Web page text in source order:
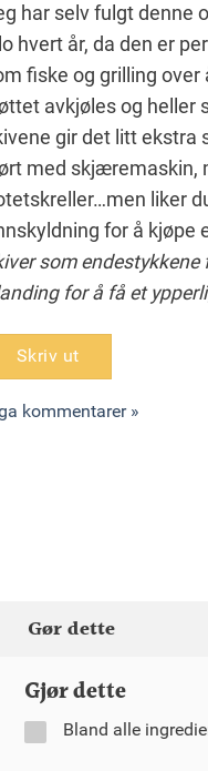
har selv fulgt denne
hvert år, da den er
fiske og grilling over
avkjøles og heller
gir det litt ekstra
med skjæremaskin,
liker
for å kjøpe
som
for å få et
Skriv ut
kommentarer »
Gør dette
Gjør dette
Bland alle